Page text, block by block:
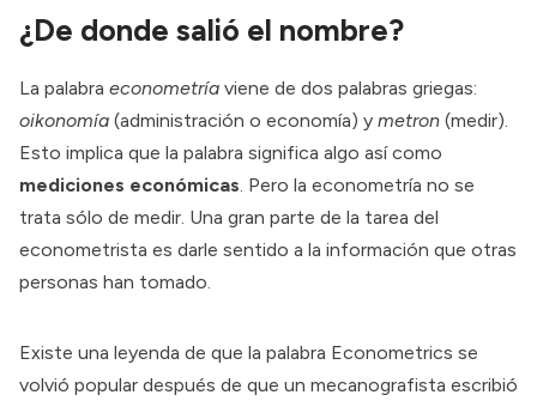
¿De donde salió el nombre?
La palabra econometría viene de dos palabras griegas:
oikonomía (administración o economía) y metron (medir).
Esto implica que la palabra significa algo así como
mediciones económicas. Pero la econometría no se
trata sólo de medir. Una gran parte de la tarea del
econometrista es darle sentido a la información que otras
personas han tomado.
Existe una leyenda de que la palabra Econometrics se
volvió popular después de que un mecanografista escribió